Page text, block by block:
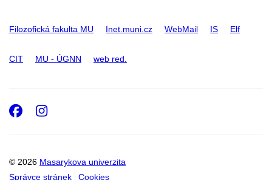
Filozofická fakulta MU Inet.muni.cz WebMail IS Elf
CIT MU - ÚGNN web red.
© 2026 Masarykova univerzita
Správce stránek
Cookies
Facebook
Instagram